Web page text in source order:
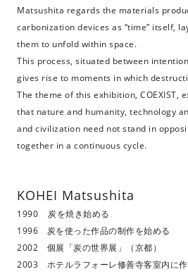
Matsushita regards the materials
carbonization devices as “time” itself,
them to unfold within space.
This process, situated between
gives rise to moments in which
The theme of this exhibition, COEXIST,
that nature and humanity, technology
and civilization need not stand in
together in a continuous cycle.
KOHEI Matsushita
1990 炭を焼き始める
1996 炭を使った作品の制作を始める
2002 個展「炭の世界展」（京都）
2003 ホテルラフォーレ修善寺客室内に